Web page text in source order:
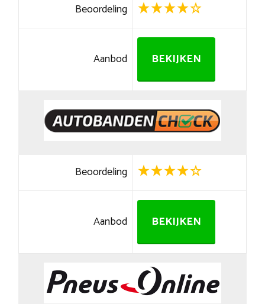
Beoordeling
Aanbod BEKIJKEN
Beoordeling
Aanbod BEKIJKEN